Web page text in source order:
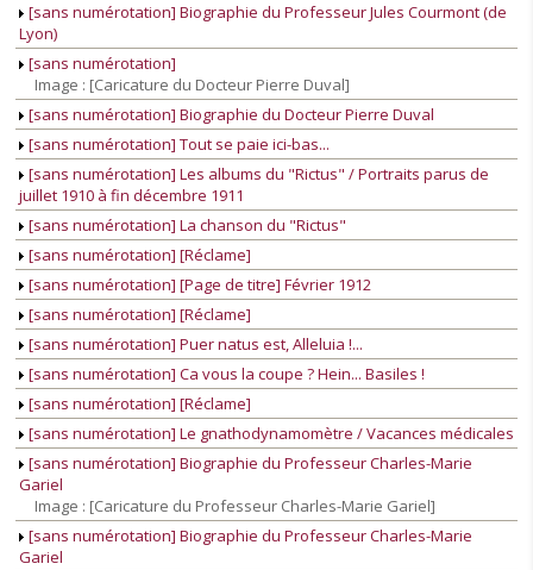
[sans numérotation] Biographie du Professeur Jules Courmont (de
Lyon)
[sans numérotation]
Image : [Caricature du Docteur Pierre Duval]
[sans numérotation] Biographie du Docteur Pierre Duval
[sans numérotation] Tout se paie ici-bas...
[sans numérotation] Les albums du "Rictus" / Portraits parus de
juillet 1910 à fin décembre 1911
[sans numérotation] La chanson du "Rictus"
[sans numérotation] [Réclame]
[sans numérotation] [Page de titre] Février 1912
[sans numérotation] [Réclame]
[sans numérotation] Puer natus est, Alleluia !...
[sans numérotation] Ca vous la coupe ? Hein... Basiles !
[sans numérotation] [Réclame]
[sans numérotation] Le gnathodynamomètre / Vacances médicales
[sans numérotation] Biographie du Professeur Charles-Marie
Gariel
Image : [Caricature du Professeur Charles-Marie Gariel]
[sans numérotation] Biographie du Professeur Charles-Marie
Gariel